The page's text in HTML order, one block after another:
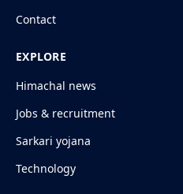
Contact
EXPLORE
Himachal news
Jobs & recruitment
Sarkari yojana
Technology